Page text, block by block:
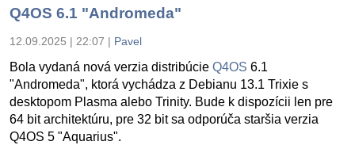
Q4OS 6.1 "Andromeda"
12.09.2025 | 22:07 | Pavel
Bola vydaná nová verzia distribúcie Q4OS 6.1
"Andromeda", ktorá vychádza z Debianu 13.1 Trixie s
desktopom Plasma alebo Trinity. Bude k dispozícii len pre
64 bit architektúru, pre 32 bit sa odporúča staršia verzia
Q4OS 5 "Aquarius".